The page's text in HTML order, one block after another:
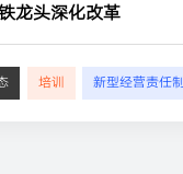
龙头深化改革
培训 新型经营责任制